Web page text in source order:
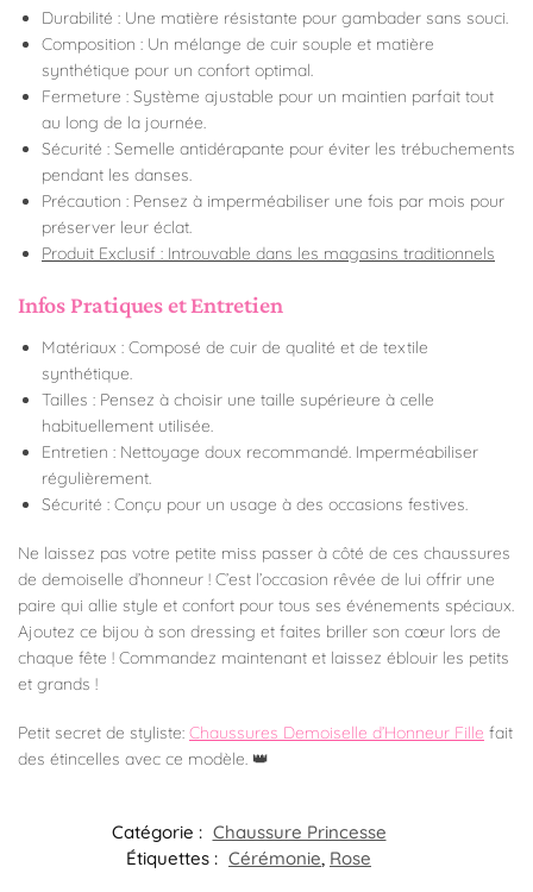
Durabilité : Une matière résistante pour gambader sans souci.
Composition : Un mélange de cuir souple et matière
synthétique pour un confort optimal.
Fermeture : Système ajustable pour un maintien parfait tout
au long de la journée.
Sécurité : Semelle antidérapante pour éviter les trébuchements
pendant les danses.
Précaution : Pensez à imperméabiliser une fois par mois pour
préserver leur éclat.
Produit Exclusif : Introuvable dans les magasins traditionnels
Infos Pratiques et Entretien
Matériaux : Composé de cuir de qualité et de textile
synthétique.
Tailles : Pensez à choisir une taille supérieure à celle
habituellement utilisée.
Entretien : Nettoyage doux recommandé. Imperméabiliser
régulièrement.
Sécurité : Conçu pour un usage à des occasions festives.
Ne laissez pas votre petite miss passer à côté de ces chaussures
de demoiselle d’honneur ! C’est l’occasion rêvée de lui offrir une
paire qui allie style et confort pour tous ses événements spéciaux.
Ajoutez ce bijou à son dressing et faites briller son cœur lors de
chaque fête ! Commandez maintenant et laissez éblouir les petits
et grands !
Petit secret de styliste: Chaussures Demoiselle d’Honneur Fille fait
des étincelles avec ce modèle. 👑
Catégorie : Chaussure Princesse
Étiquettes : Cérémonie, Rose